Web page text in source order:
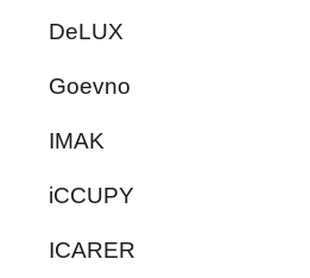
DeLUX
Goevno
IMAK
iCCUPY
ICARER